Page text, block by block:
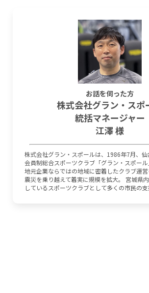
お話を伺った方
株式会社グラン・スポ
統括マネージャー
江澤 様
株式会社グラン・スポールは、1986年7月、仙
会員制総合スポーツクラブ「グラン・スポール
地元企業ならではの地域に密着したクラブ運
震災を乗り越えて着実に規模を拡大。 宮城県
しているスポーツクラブとして多くの市民の支